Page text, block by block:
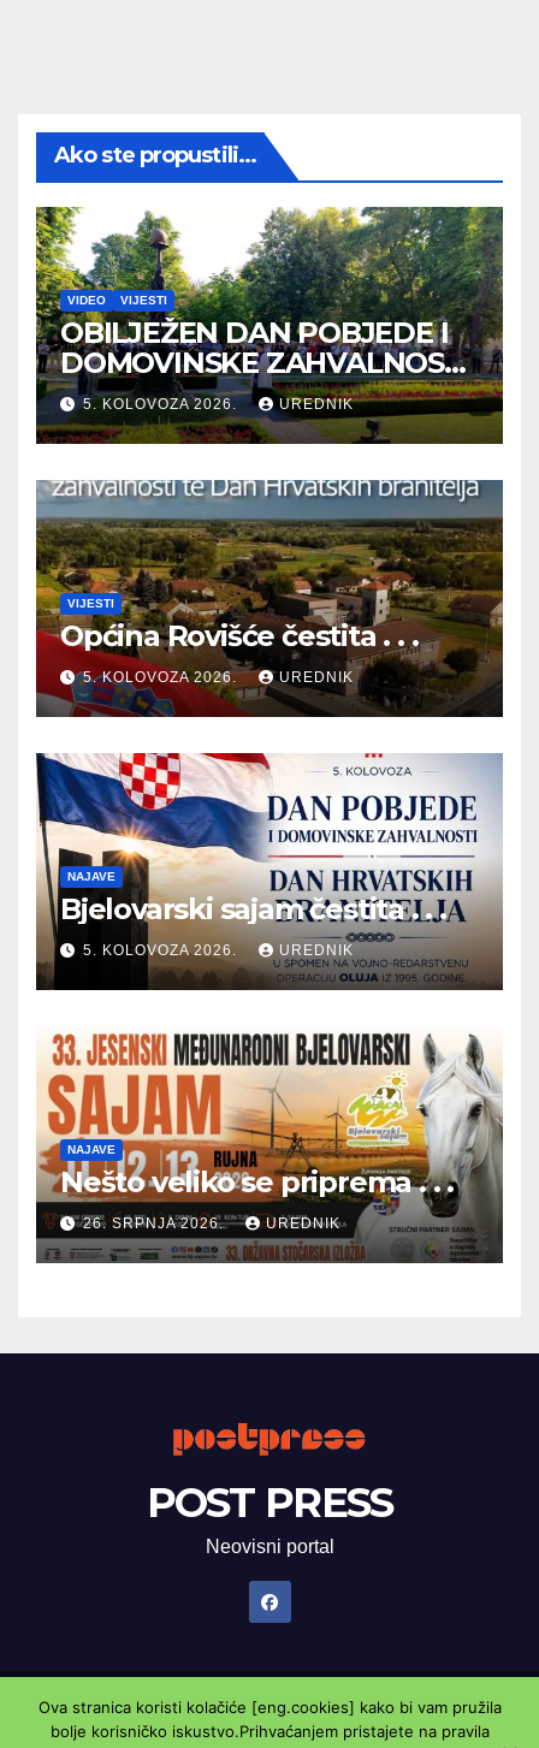
Ako ste propustili...
VIDEO VIJESTI
OBILJEŽEN DAN POBJEDE I
DOMOVINSKE ZAHVALNOSTI
TE DAN HRVATSKIH
BRANITELJA
5. KOLOVOZA 2026. UREDNIK
VIJESTI
Općina Rovišće čestita . . .
5. KOLOVOZA 2026. UREDNIK
NAJAVE
Bjelovarski sajam čestita . . .
5. KOLOVOZA 2026. UREDNIK
NAJAVE
Nešto veliko se priprema . . .
26. SRPNJA 2026. UREDNIK
POST PRESS
Neovisni portal
Proudly powered by WordPress| Theme: Newsup byThemeansar.
Ova stranica koristi kolačiće [eng.cookies] kako bi vam pružila
bolje korisničko iskustvo.Prihvaćanjem pristajete na pravila